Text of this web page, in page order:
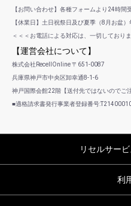
【お問い合わせ】各種フォームより24時間
【休業日】土日祝祭日及び夏季（8月お盆
＜＜＜お電話による対応は、一切しており
【運営会社について】
株式会社RecellOnline 〒651-0087
兵庫県神戸市中央区卸幸通8-1-6
神戸国際会館22階【送付先ではないのでご
■適格請求書発行事業者登録番号
リセルサー
利